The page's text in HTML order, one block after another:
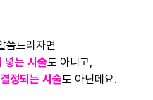
씀드리자면
넣는 시술도 아니고,
정되는 시술도 아닌데요.